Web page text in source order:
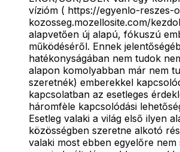
vízióm ( https://egyenlo-reszes-
kozosseg.mozellosite.com/
alapvetően új alapú, fókuszú
működéséről. Ennek
hatékonyságában nem tudok
alapon komolyabban már nem
szeretnék) emberekkel
kapcsolatban az esetleges
háromfèle kapcsolódási
Esetleg valaki a világ első ilyen
közösségben szeretne alkotó
valaki most ebben egyelőre